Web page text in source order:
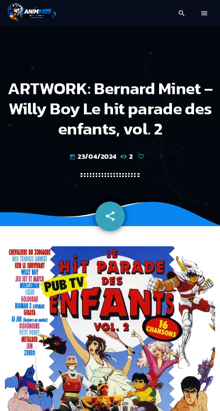
search menu
ARTWORK: Bernard Minet –
Willy Boy Le hit parade des
enfants, vol. 2
today 23/04/2024 2
share
email